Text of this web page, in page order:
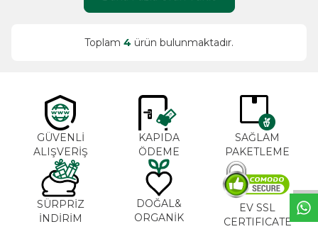
Toplam 4 ürün bulunmaktadır.
GÜVENLİ
ALIŞVERİŞ
KAPIDA
ÖDEME
SAĞLAM
PAKETLEME
SÜRPRİZ
İNDİRİM
DOĞAL&
ORGANİK
EV SSL
CERTIFICATE